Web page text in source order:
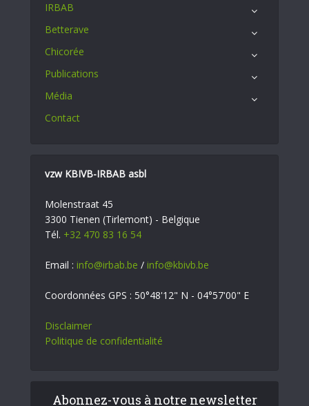
IRBAB
Betterave
Chicorée
Publications
Média
Contact
vzw KBIVB-IRBAB asbl
Molenstraat 45
3300 Tienen (Tirlemont) - Belgique
Tél. +32 470 83 16 54
Email : info@irbab.be / info@kbivb.be
Coordonnées GPS : 50°48'12" N - 04°57'00" E
Disclaimer
Politique de confidentialité
Abonnez-vous à notre newsletter